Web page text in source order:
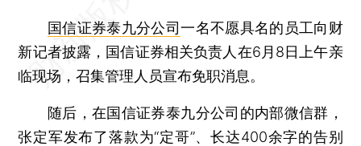
国信证券泰九分公司一名不愿具名的员工向财
新记者披露，国信证券相关负责人在6月8日上午亲
临现场，召集管理人员宣布免职消息。
随后，在国信证券泰九分公司的内部微信群，
张定军发布了落款为“定哥”、长达400余字的告别